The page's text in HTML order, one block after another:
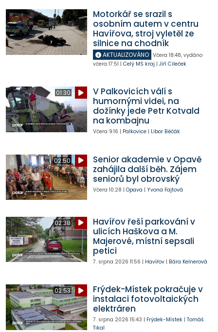
Motorkář se srazil s
osobním autem v centru
Havířova, stroj vyletěl ze
silnice na chodník
AKTUALIZOVÁNO Včera 18:48, vydáno
včera 17:51 | Celý MS kraj | Jiří Cileček
01:30
V Palkovicích válí s
humornými videi, na
dožínky jede Petr Kotvald
na kombajnu
Včera 9:16 | Palkovice| Libor Běčák
02:50
Senior akademie v Opavě
zahájila další běh. Zájem
seniorů byl obrovský
Včera 10:28 | Opava | Yvona Fajtová
02:38
Havířov řeší parkování v
ulicích Haškova a M.
Majerové, místní sepsali
petici
7. srpna 2026 11:56 | Havířov| Bára Kelnerová
02:53
Frýdek-Místek pokračuje v
instalaci fotovoltaických
elektráren
7. srpna 2026 15:43 | Frýdek-Místek| Tomáš
Tikal